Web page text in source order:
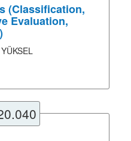
(Classification,
Evaluation,